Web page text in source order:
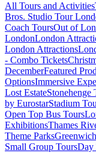
All Tours and Activities
Bros. Studio Tour
Coach ToursOut of
LondonLondon
London Attractions
- Combo Tickets
DecemberFeatured
OptionsImmersive
Lost EstateStonehenge
by EurostarStadium
Open Top Bus Tours
ExhibitionsThames
Theme ParksGreenwich
Small Group ToursDay